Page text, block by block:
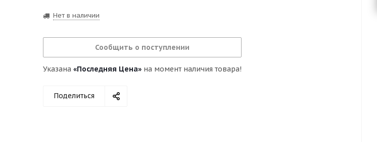
Нет в наличии
Сообщить о поступлении
Указана «Последняя Цена» на момент наличия товара!
Поделиться